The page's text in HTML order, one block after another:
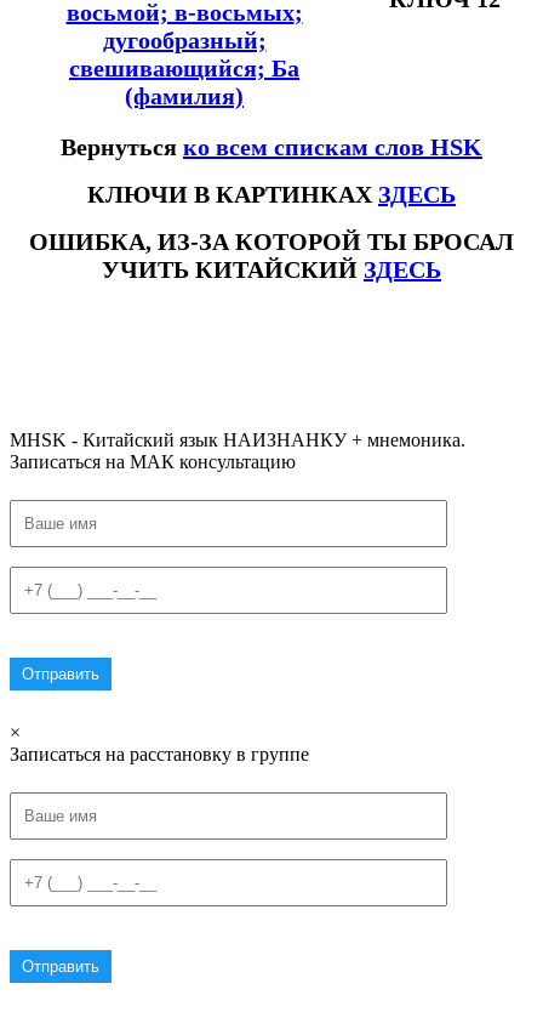
восьмой; в-восьмых;
дугообразный;
свешивающийся; Ба
(фамилия)
Вернуться ко всем спискам слов HSK
КЛЮЧИ В КАРТИНКАХ ЗДЕСЬ
ОШИБКА, ИЗ-ЗА КОТОРОЙ ТЫ БРОСАЛ
УЧИТЬ КИТАЙСКИЙ ЗДЕСЬ
MHSK - Китайский язык НАИЗНАНКУ + мнемоника.
Записаться на МАК консультацию
×
Записаться на расстановку в группе